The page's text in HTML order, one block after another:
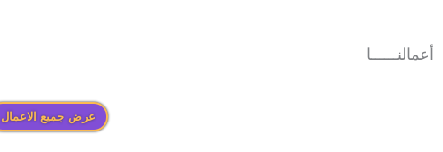
أعمالنــــــا
عرض جميع الاعمال